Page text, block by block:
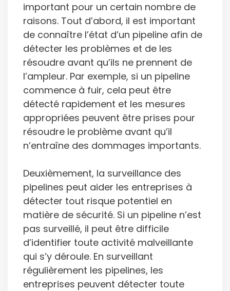
important pour un certain nombre de
raisons. Tout d’abord, il est important
de connaître l’état d’un pipeline afin de
détecter les problèmes et de les
résoudre avant qu’ils ne prennent de
l’ampleur. Par exemple, si un pipeline
commence à fuir, cela peut être
détecté rapidement et les mesures
appropriées peuvent être prises pour
résoudre le problème avant qu’il
n’entraîne des dommages importants.
Deuxièmement, la surveillance des
pipelines peut aider les entreprises à
détecter tout risque potentiel en
matière de sécurité. Si un pipeline n’est
pas surveillé, il peut être difficile
d’identifier toute activité malveillante
qui s’y déroule. En surveillant
régulièrement les pipelines, les
entreprises peuvent détecter toute